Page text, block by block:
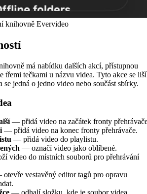
knihovně Evervideo
má nabídku dalších akcí, přístupnou
třemi tečkami u názvu videa. Tyto akce se liší
se jedná o jedno video nebo součást sbírky.
— přidá video na začátek fronty
— přidá video na konec fronty přehrávače.
— přidá video do playlistu.
— označí video jako oblíbené.
video do místních souborů pro přehrávání
vestavěný editor tagů pro opravu